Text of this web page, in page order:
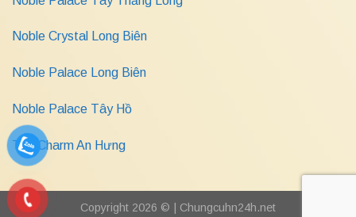
Noble Crystal Long Biên
Noble Palace Long Biên
Noble Palace Tây Hồ
The Charm An Hưng
Copyright 2026 © | Chungcuhn24h.net